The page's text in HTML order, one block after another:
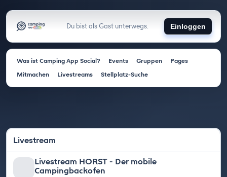
Du bist als Gast unterwegs. Einloggen
Was ist Camping App Social? Events Gruppen
Pages
Mitmachen
Livestreams Stellplatz-Suche
Livestream
Livestream HORST - Der mobile
Campingbackofen